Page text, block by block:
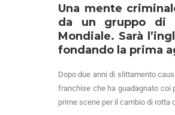
Una mente
da un gruppo di
Mondiale. Sarà
fondando la prima
Dopo due anni di slittamento
franchise che ha guadagnato coi
prime scene per il cambio di rotta